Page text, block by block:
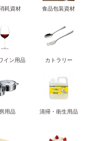
耗資材 食品包装資材
イン用品 カトラリー
用品 清掃・衛生用品